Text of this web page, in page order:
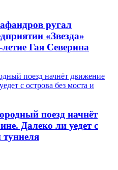
ругал
«Звезда»
Гая Северина
поезд начнёт
Далеко ли уедет с
туннеля